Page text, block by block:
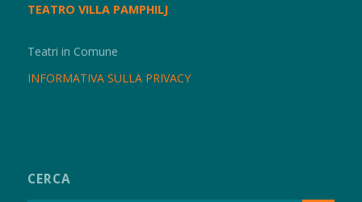
TEATRO VILLA PAMPHILJ
Teatri in Comune
INFORMATIVA SULLA PRIVACY
CERCA